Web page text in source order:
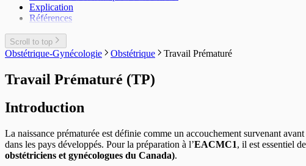
Explication
Références
Scroll to top
Obstétrique-Gynécologie Obstétrique Travail Prématuré
Travail Prématuré (TP)
Introduction
La naissance prématurée est définie comme un accouchement survenant
dans les pays développés. Pour la préparation à l’EACMC1, il est essentiel
obstétriciens et gynécologues du Canada).